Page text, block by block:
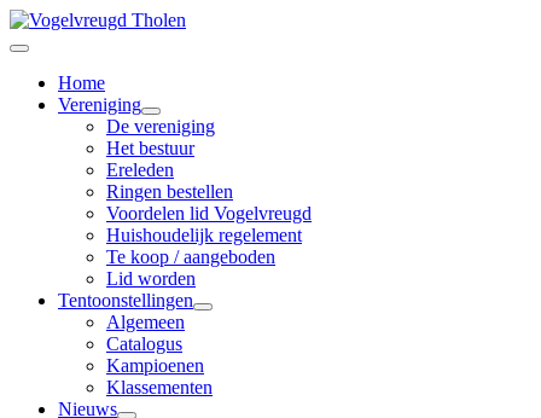
Home
Vereniging
De vereniging
Het bestuur
Ereleden
Ringen bestellen
Voordelen lid Vogelvreugd
Huishoudelijk regelement
Te koop / aangeboden
Lid worden
Tentoonstellingen
Algemeen
Catalogus
Kampioenen
Klassementen
Nieuws